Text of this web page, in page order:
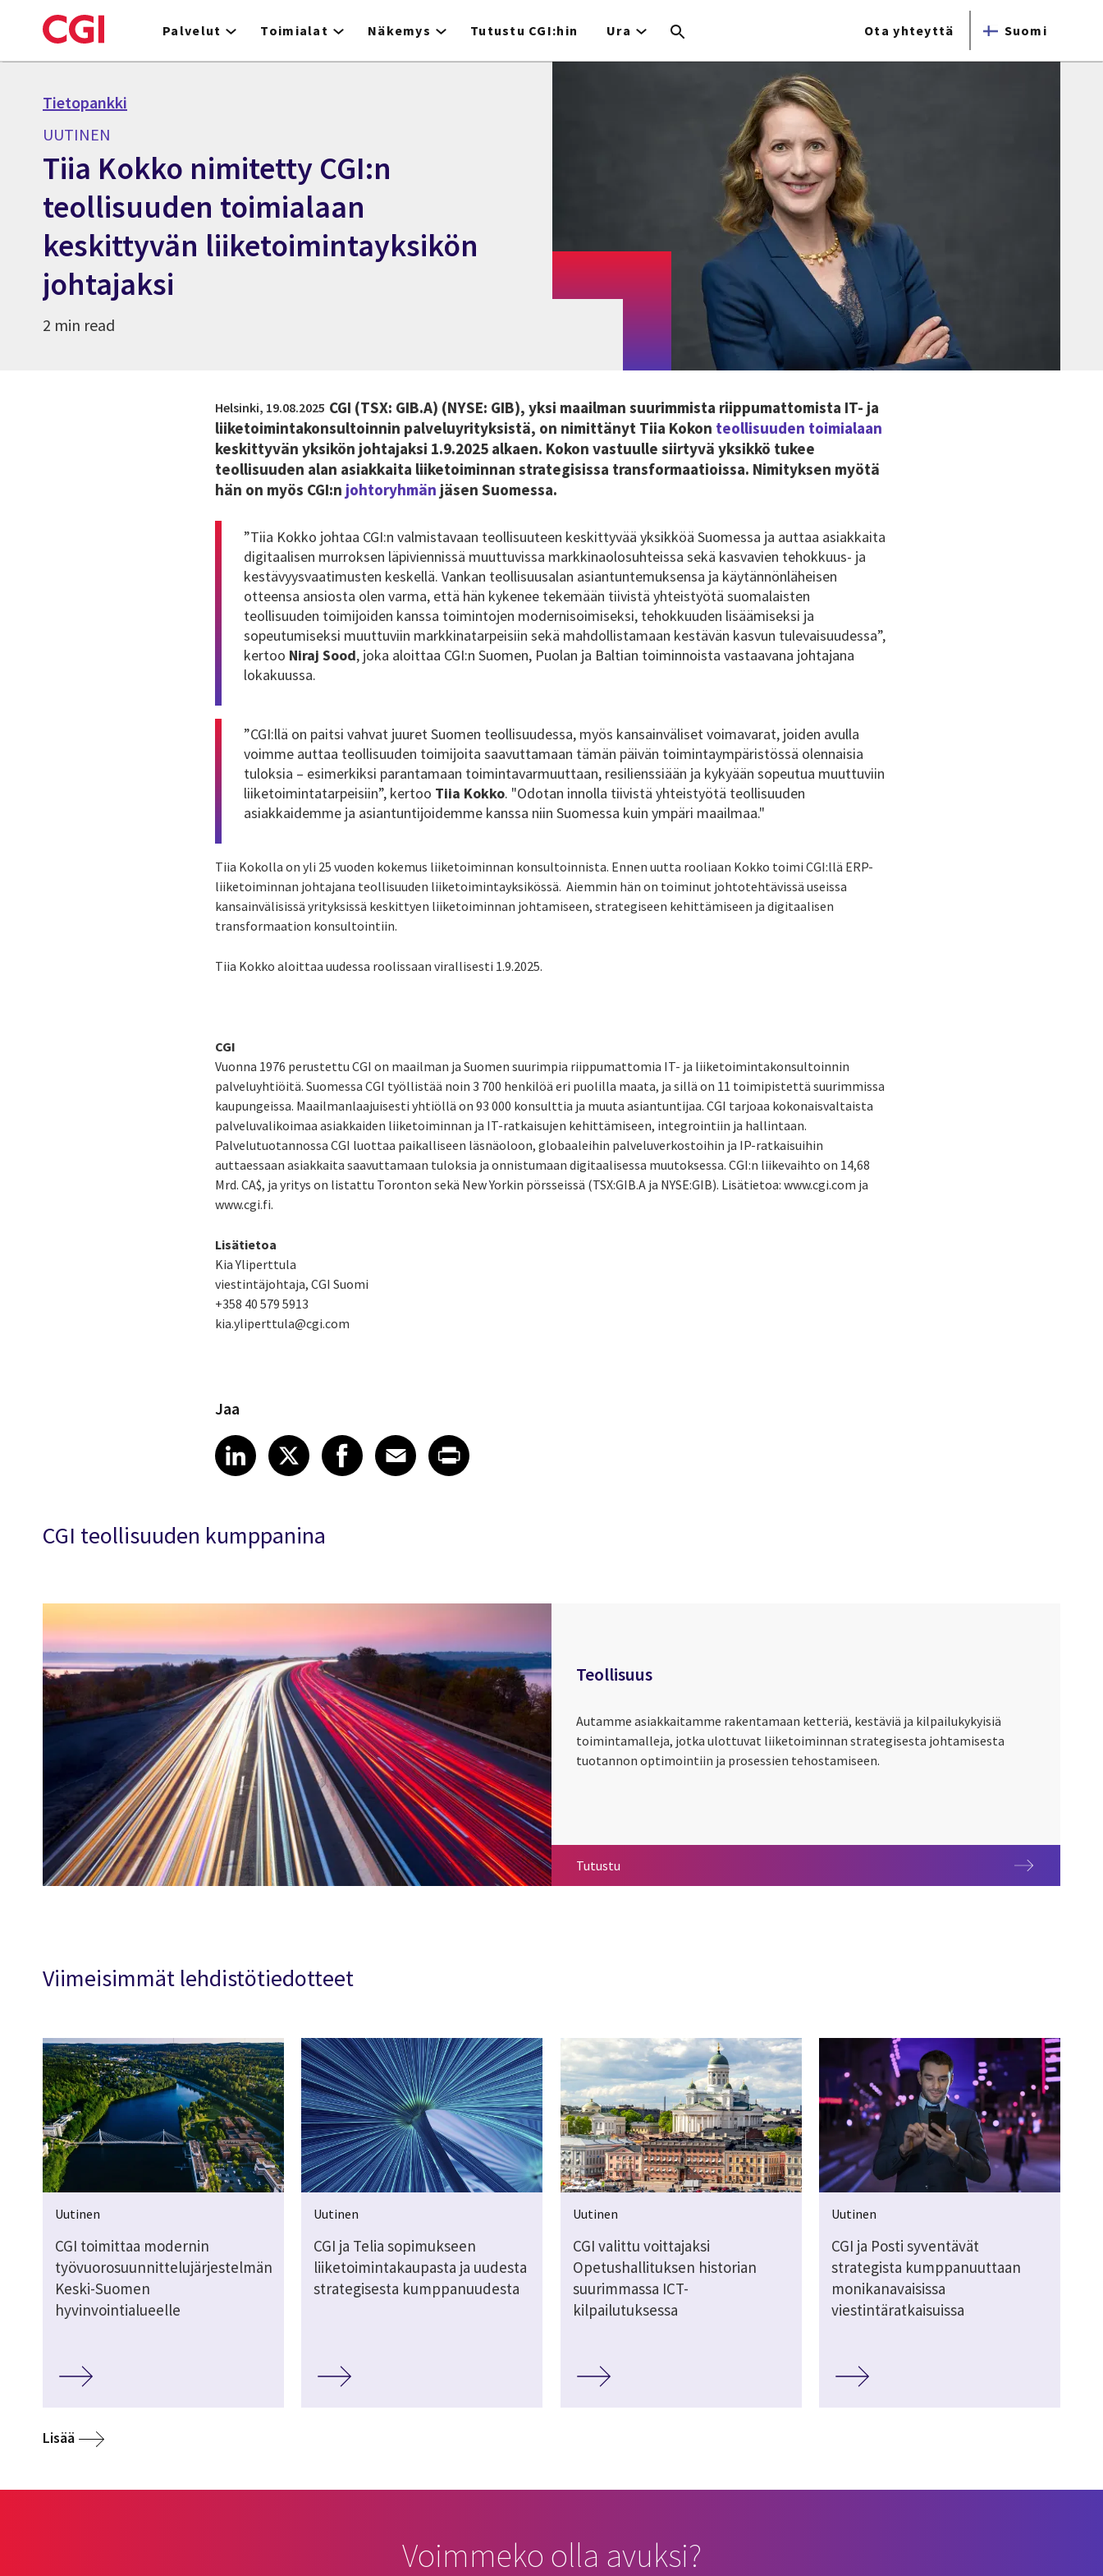
to
Palvelut Toimialat Näkemys Tutustu CGI:hin Ura Ota yhteyttä Suomi
Tietopankki
UUTINEN
Tiia Kokko nimitetty CGI:n
teollisuuden toimialaan
keskittyvän liiketoimintayksikön
johtajaksi
2 min read
Helsinki, 19.08.2025 CGI (TSX: GIB.A) (NYSE: GIB), yksi maailman suurimmista riippumattomista IT- ja
liiketoimintakonsultoinnin palveluyrityksistä, on nimittänyt Tiia Kokon teollisuuden toimialaan
keskittyvän yksikön johtajaksi 1.9.2025 alkaen. Kokon vastuulle siirtyvä yksikkö tukee
teollisuuden alan asiakkaita liiketoiminnan strategisissa transformaatioissa. Nimityksen myötä
hän on myös CGI:n johtoryhmän jäsen Suomessa.
”Tiia Kokko johtaa CGI:n valmistavaan teollisuuteen keskittyvää yksikköä Suomessa ja auttaa asiakkaita
digitaalisen murroksen läpiviennissä muuttuvissa markkinaolosuhteissa sekä kasvavien tehokkuus- ja
kestävyysvaatimusten keskellä. Vankan teollisuusalan asiantuntemuksensa ja käytännönläheisen
otteensa ansiosta olen varma, että hän kykenee tekemään tiivistä yhteistyötä suomalaisten
teollisuuden toimijoiden kanssa toimintojen modernisoimiseksi, tehokkuuden lisäämiseksi ja
sopeutumiseksi muuttuviin markkinatarpeisiin sekä mahdollistamaan kestävän kasvun tulevaisuudessa”,
kertoo Niraj Sood, joka aloittaa CGI:n Suomen, Puolan ja Baltian toiminnoista vastaavana johtajana
lokakuussa.
”CGI:llä on paitsi vahvat juuret Suomen teollisuudessa, myös kansainväliset voimavarat, joiden avulla
voimme auttaa teollisuuden toimijoita saavuttamaan tämän päivän toimintaympäristössä olennaisia
tuloksia – esimerkiksi parantamaan toimintavarmuuttaan, resilienssiään ja kykyään sopeutua muuttuviin
liiketoimintatarpeisiin”, kertoo Tiia Kokko. "Odotan innolla tiivistä yhteistyötä teollisuuden
asiakkaidemme ja asiantuntijoidemme kanssa niin Suomessa kuin ympäri maailmaa."
Tiia Kokolla on yli 25 vuoden kokemus liiketoiminnan konsultoinnista. Ennen uutta rooliaan Kokko toimi CGI:llä ERP-
liiketoiminnan johtajana teollisuuden liiketoimintayksikössä. Aiemmin hän on toiminut johtotehtävissä useissa
kansainvälisissä yrityksissä keskittyen liiketoiminnan johtamiseen, strategiseen kehittämiseen ja digitaalisen
transformaation konsultointiin.
Tiia Kokko aloittaa uudessa roolissaan virallisesti 1.9.2025.
CGI
Vuonna 1976 perustettu CGI on maailman ja Suomen suurimpia riippumattomia IT- ja liiketoimintakonsultoinnin
palveluyhtiöitä. Suomessa CGI työllistää noin 3 700 henkilöä eri puolilla maata, ja sillä on 11 toimipistettä suurimmissa
kaupungeissa. Maailmanlaajuisesti yhtiöllä on 93 000 konsulttia ja muuta asiantuntijaa. CGI tarjoaa kokonaisvaltaista
palveluvalikoimaa asiakkaiden liiketoiminnan ja IT-ratkaisujen kehittämiseen, integrointiin ja hallintaan.
Palvelutuotannossa CGI luottaa paikalliseen läsnäoloon, globaaleihin palveluverkostoihin ja IP-ratkaisuihin
auttaessaan asiakkaita saavuttamaan tuloksia ja onnistumaan digitaalisessa muutoksessa. CGI:n liikevaihto on 14,68
Mrd. CA$, ja yritys on listattu Toronton sekä New Yorkin pörsseissä (TSX:GIB.A ja NYSE:GIB). Lisätietoa: www.cgi.com ja
www.cgi.fi.
Lisätietoa
Kia Yliperttula
viestintäjohtaja, CGI Suomi
+358 40 579 5913
kia.yliperttula@cgi.com
Jaa
Share article on LinkedIn
LinkedIn
Share article on X
XShare article on Facebook
Facebook
Share article on Email
Email
Share article on Print
CGI teollisuuden kumppanina
Teollisuus
Autamme asiakkaitamme rakentamaan ketteriä, kestäviä ja kilpailukykyisiä
toimintamalleja, jotka ulottuvat liiketoiminnan strategisesta johtamisesta
tuotannon optimointiin ja prosessien tehostamiseen.
Tutustu
Viimeisimmät lehdistötiedotteet
Uutinen
CGI toimittaa modernin
työvuorosuunnittelujärjestelmän
Keski-Suomen
hyvinvointialueelle
Uutinen
CGI ja Telia sopimukseen
liiketoimintakaupasta ja uudesta
strategisesta kumppanuudesta
Uutinen
CGI valittu voittajaksi
Opetushallituksen historian
suurimmassa ICT-
kilpailutuksessa
Uutinen
CGI ja Posti syventävät
strategista kumppanuuttaan
monikanavaisissa
viestintäratkaisuissa
Lisää
Voimmeko olla avuksi?